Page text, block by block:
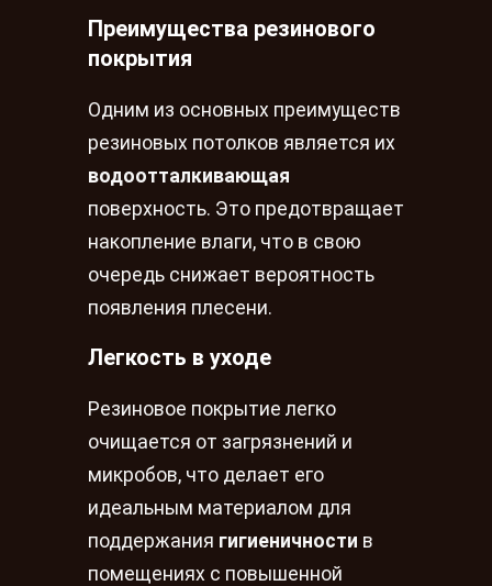
Преимущества резинового
покрытия
Одним из основных преимуществ
резиновых потолков является их
водоотталкивающая
поверхность. Это предотвращает
накопление влаги, что в свою
очередь снижает вероятность
появления плесени.
Легкость в уходе
Резиновое покрытие легко
очищается от загрязнений и
микробов, что делает его
идеальным материалом для
поддержания гигиеничности в
помещениях с повышенной